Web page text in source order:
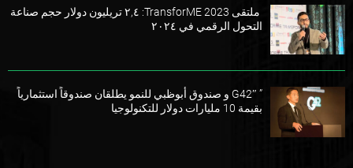
ملتقى TransforME 2023: ٢,٤ تريليون دولار حجم صناعة
التحول الرقمي في ٢٠٢٤
” G42″ و صندوق أبوظبي للنمو يطلقان صندوقاً استثمارياً
بقيمة 10 مليارات دولار للتكنولوجيا